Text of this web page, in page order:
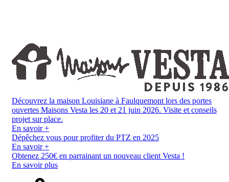
Découvrez la maison Louisiane à Faulquemont lors des portes
ouvertes Maisons Vesta les 20 et 21 juin 2026. Visite et conseils
projet sur place.
En savoir +
Dépêchez vous pour profiter du PTZ en 2025
En savoir +
Obtenez 250€ en parrainant un nouveau client Vesta !
En savoir plus